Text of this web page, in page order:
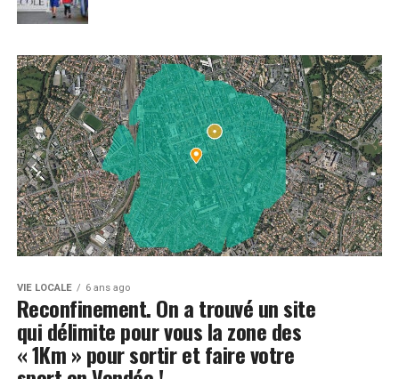
VIE LOCALE 6 ans ago
Reconfinement. On a trouvé un site
qui délimite pour vous la zone des
« 1Km » pour sortir et faire votre